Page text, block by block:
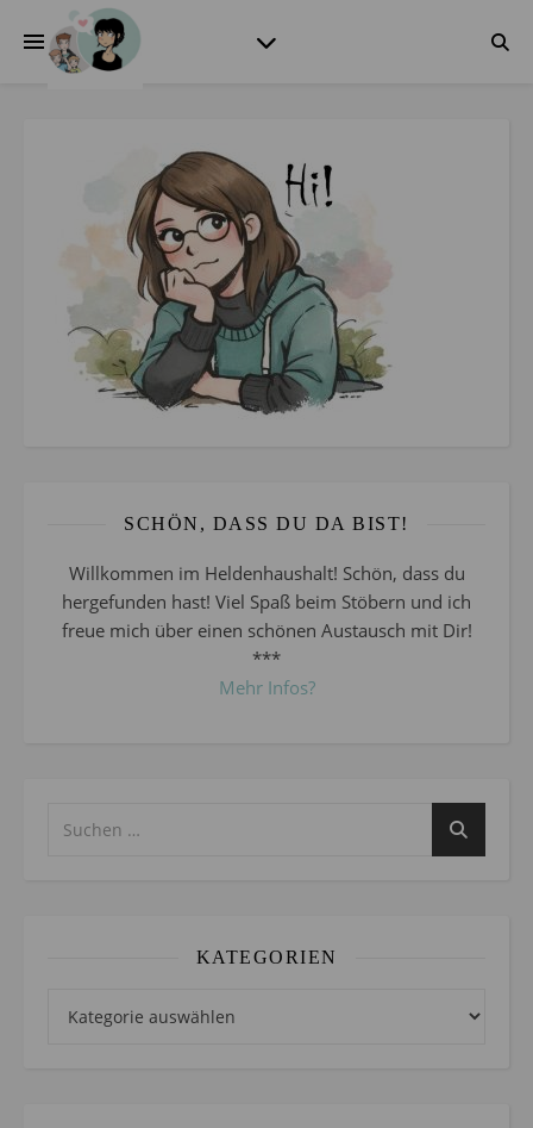
SCHÖN, DASS DU DA BIST!
Willkommen im Heldenhaushalt! Schön, dass du
hergefunden hast! Viel Spaß beim Stöbern und ich
freue mich über einen schönen Austausch mit Dir!
***
Mehr Infos?
KATEGORIEN